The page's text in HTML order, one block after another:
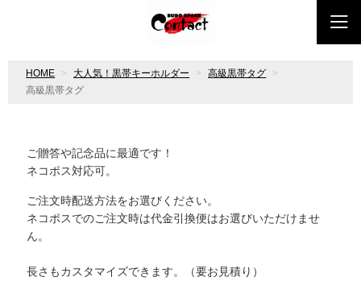
HOME 大人気！黒帯キーホルダー
高級黒帯タグ
高級黒帯タグ
ご贈答や記念品に最適です！
ネコポス対応可。
ご注文時配送方法をお選びください。
ネコポスでのご注文時は代金引換便はお選びいただけませ
ん。
長さもカスタマイズできます。（要お見積り）